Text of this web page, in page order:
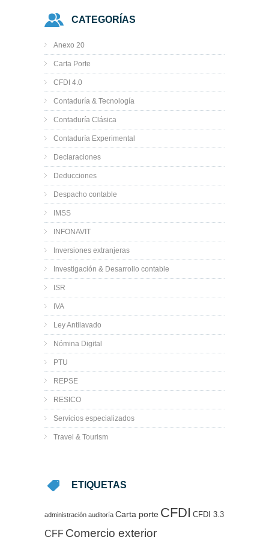
CATEGORÍAS
Anexo 20
Carta Porte
CFDI 4.0
Contaduría & Tecnología
Contaduría Clásica
Contaduría Experimental
Declaraciones
Deducciones
Despacho contable
IMSS
INFONAVIT
Inversiones extranjeras
Investigación & Desarrollo contable
ISR
IVA
Ley Antilavado
Nómina Digital
PTU
REPSE
RESICO
Servicios especializados
Travel & Tourism
ETIQUETAS
administración auditoría Carta porte CFDI CFDI 3.3
CFF Comercio exterior